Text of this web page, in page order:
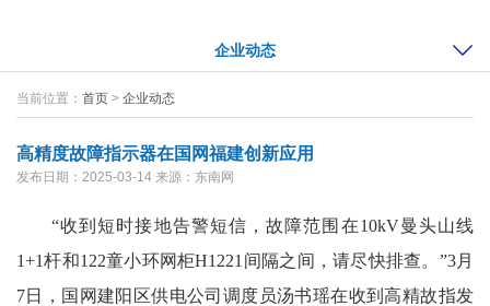
企业动态
当前位置： 首页 > 企业动态
高精度故障指示器在国网福建创新应用
发布日期：2025-03-14 来源：东南网
“收到短时接地告警短信，故障范围在10kV曼头山线
1+1杆和122童小环网柜H1221间隔之间，请尽快排查。”3月
7日，国网建阳区供电公司调度员汤书瑶在收到高精故指发